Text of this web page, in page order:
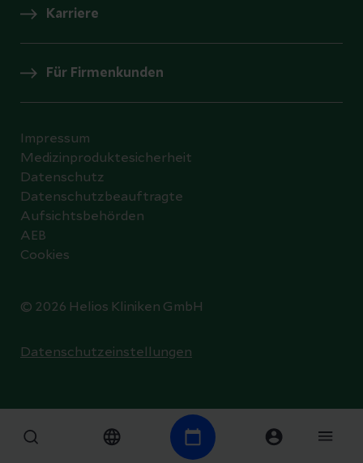
Karriere
Für Firmenkunden
© 2026 Helios Kliniken GmbH
Impressum
Medizinproduktesicherheit
Datenschutz
Datenschutzbeauftragte
Aufsichtsbehörden
AEB
Cookies
Datenschutzeinstellungen